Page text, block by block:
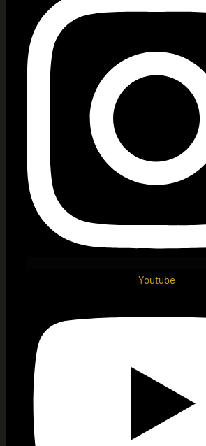
Youtube